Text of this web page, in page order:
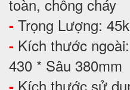
toàn, chống cháy
- Trọng Lượng:
- Kích thước
430 * Sâu 380mm
- Kích thước sử